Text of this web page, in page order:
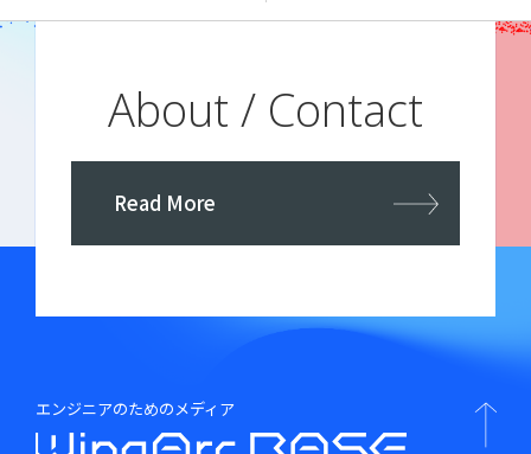
About / Contact
Read More
エンジニアのためのメディア